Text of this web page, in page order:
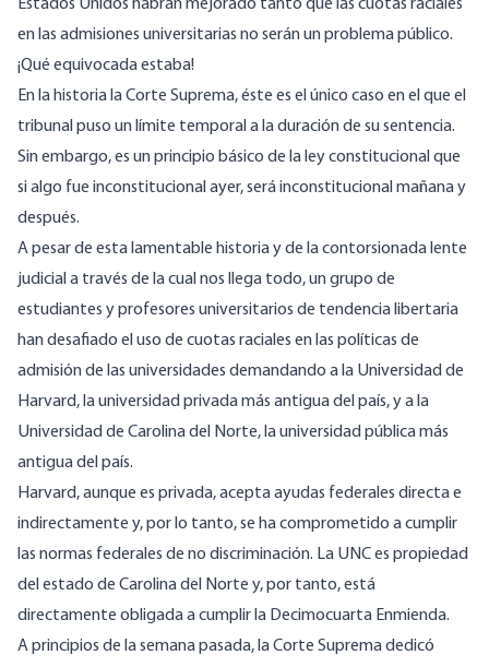
Estados Unidos habrán mejorado tanto que las cuotas raciales
en las admisiones universitarias no serán un problema público.
¡Qué equivocada estaba!
En la historia la Corte Suprema, éste es el único caso en el que el
tribunal puso un límite temporal a la duración de su sentencia.
Sin embargo, es un principio básico de la ley constitucional que
si algo fue inconstitucional ayer, será inconstitucional mañana y
después.
A pesar de esta lamentable historia y de la contorsionada lente
judicial a través de la cual nos llega todo, un grupo de
estudiantes y profesores universitarios de tendencia libertaria
han desafiado el uso de cuotas raciales en las políticas de
admisión de las universidades demandando a la Universidad de
Harvard, la universidad privada más antigua del país, y a la
Universidad de Carolina del Norte, la universidad pública más
antigua del país.
Harvard, aunque es privada, acepta ayudas federales directa e
indirectamente y, por lo tanto, se ha comprometido a cumplir
las normas federales de no discriminación. La UNC es propiedad
del estado de Carolina del Norte y, por tanto, está
directamente obligada a cumplir la Decimocuarta Enmienda.
A principios de la semana pasada, la Corte Suprema dedicó